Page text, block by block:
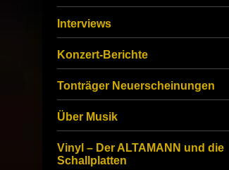
Interviews
Konzert-Berichte
Tonträger Neuerscheinungen
Über Musik
Vinyl – Der ALTAMANN und die
Schallplatten